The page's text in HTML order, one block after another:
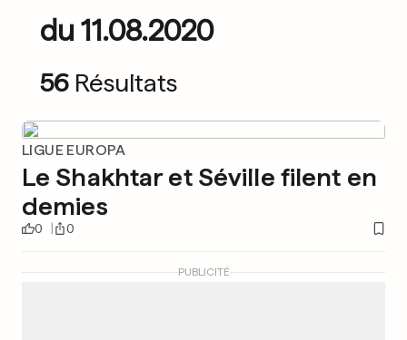
du 11.08.2020
56 Résultats
LIGUE EUROPA
Le Shakhtar et Séville filent en
demies
0 0
PUBLICITÉ